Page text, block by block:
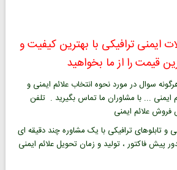
ایمنی ترافیکی با بهترین کیفیت و
قیمت را از ما بخواهید
سوال در مورد نحوه انتخاب علائم ایمنی و
... با مشاوران ما تماس بگیرید . تلفن
و تابلوهای ترافیکی با یک مشاوره چند دقیقه ای
پیش فاکتور ، تولید و زمان تحویل علائم ایمنی